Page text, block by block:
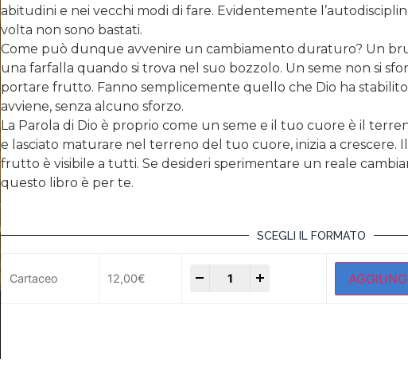
abitudini e nei vecchi modi di fare. Evidentemente
volta non sono bastati.
Come può dunque avvenire un cambiamento duraturo? Un
una farfalla quando si trova nel suo bozzolo. Un seme non si
portare frutto. Fanno semplicemente quello che Dio ha
avviene, senza alcuno sforzo.
La Parola di Dio è proprio come un seme e il tuo cuore è il
e lasciato maturare nel terreno del tuo cuore, inizia a crescere.
frutto è visibile a tutti. Se desideri sperimentare un reale
questo libro è per te.
SCEGLI IL FORMATO
Cartaceo 12,00€